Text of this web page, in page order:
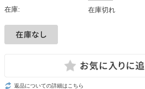
在庫: 在庫切れ
返品についての詳細はこちら